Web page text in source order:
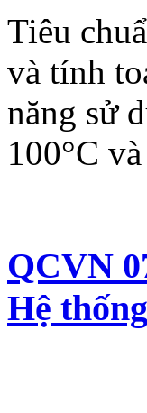
Tiêu
và tính
năng sử
100°C
QCVN
Hệ